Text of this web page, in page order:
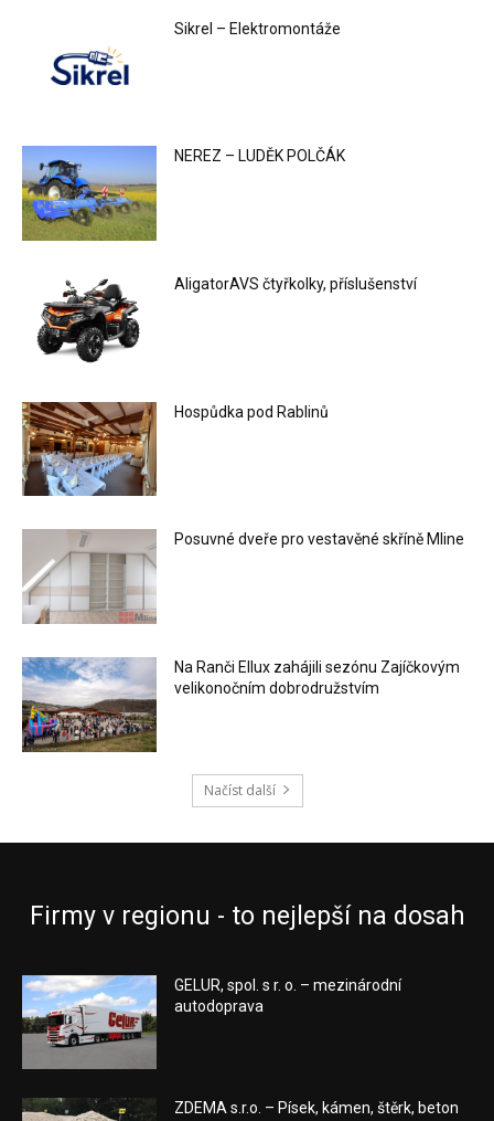
Sikrel – Elektromontáže
NEREZ – LUDĚK POLČÁK
AligatorAVS čtyřkolky, příslušenství
Hospůdka pod Rablinů
Posuvné dveře pro vestavěné skříně Mline
Na Ranči Ellux zahájili sezónu Zajíčkovým
velikonočním dobrodružstvím
Načíst další
Firmy v regionu - to nejlepší na dosah
GELUR, spol. s r. o. – mezinárodní
autodoprava
ZDEMA s.r.o. – Písek, kámen, štěrk, beton